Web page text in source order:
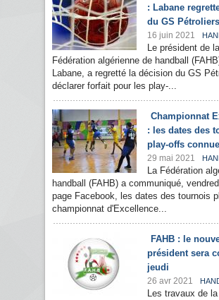
: Labane
du GS Pétroliers
16 juin 2021
Le président de la
Fédération algérienne de handball
Labane, a regretté la décision du GS
déclarer forfait pour les play-...
Championnat
: les dates des
play-offs
29 mai 2021
La Fédération
handball (FAHB) a communiqué,
page Facebook, les dates des tournois
championnat d'Excellence...
FAHB : le
président sera
jeudi
26 avr 2021
Les travaux de